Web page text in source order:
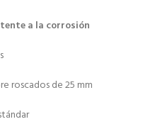
a la corrosión
roscados de 25 mm